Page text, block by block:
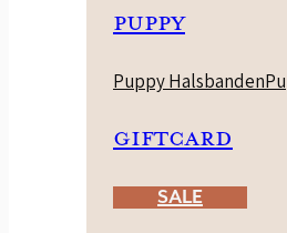
PUPPY
Puppy Halsbanden
GIFTCARD
SALE